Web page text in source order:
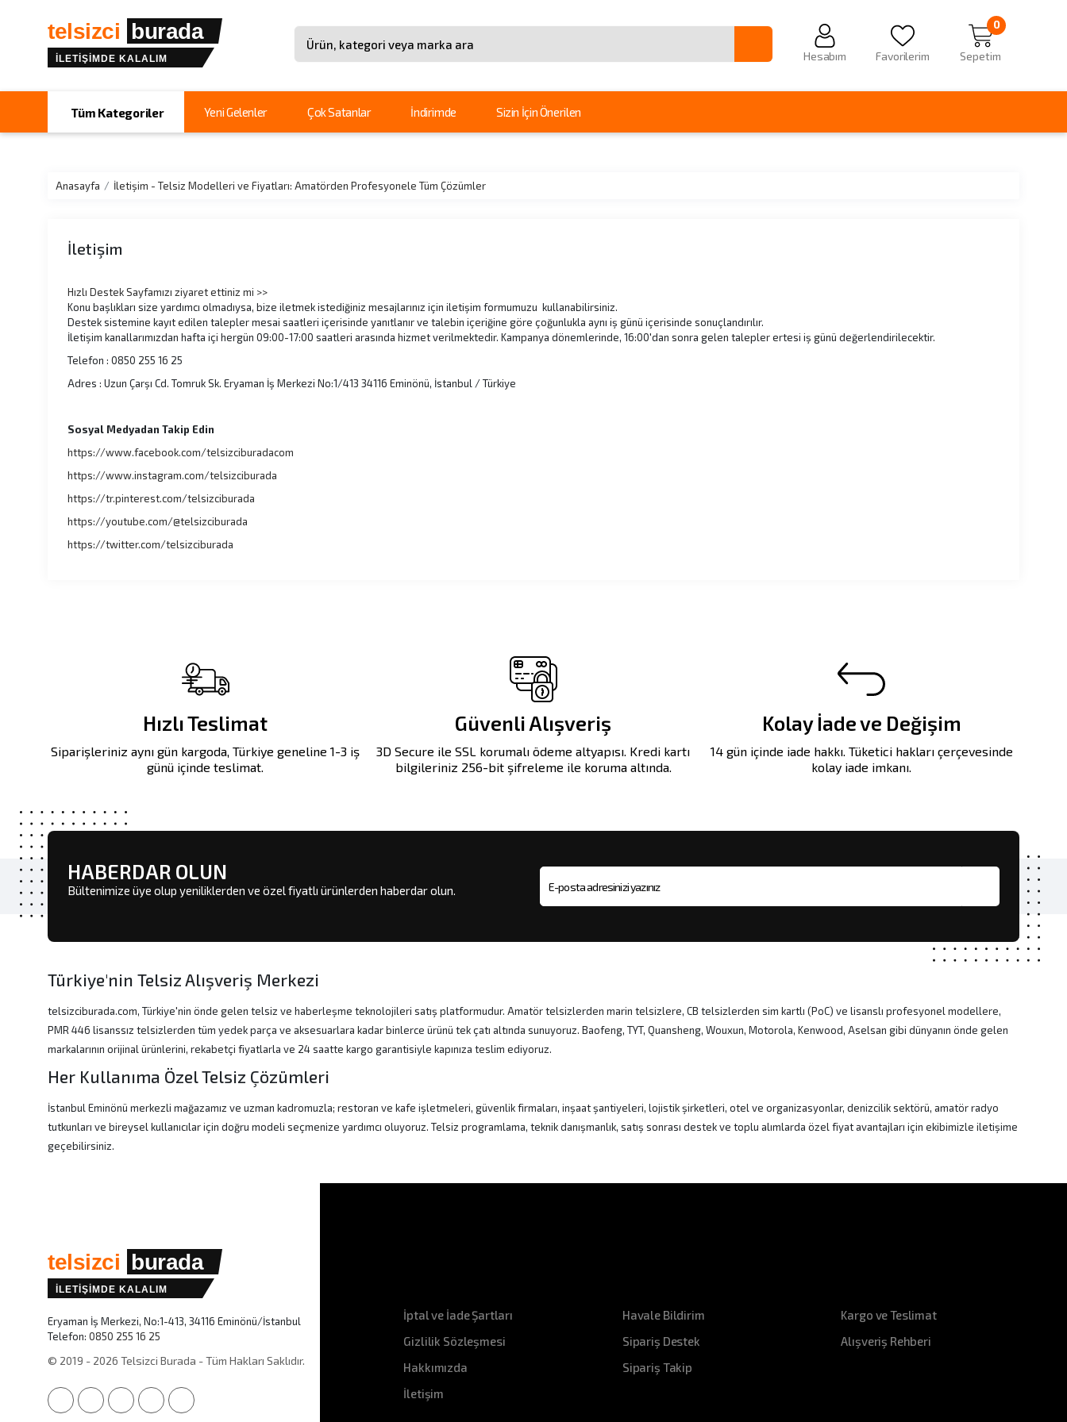
telsizci burada
İLETİŞİMDE KALALIM Site içinde arama Hesabım Favorilerim
0
Sepetim
Tüm Kategoriler Yeni Gelenler Çok Satanlar İndirimde Sizin İçin Önerilen
Anasayfa İletişim - Telsiz Modelleri ve Fiyatları: Amatörden Profesyonele Tüm Çözümler
İletişim
Hızlı Destek Sayfamızı ziyaret ettiniz mi >>
Konu başlıkları size yardımcı olmadıysa, bize iletmek istediğiniz mesajlarınız için iletişim formumuzu kullanabilirsiniz.
Destek sistemine kayıt edilen talepler mesai saatleri içerisinde yanıtlanır ve talebin içeriğine göre çoğunlukla aynı iş günü içerisinde sonuçlandırılır.
İletişim kanallarımızdan hafta içi hergün 09:00-17:00 saatleri arasında hizmet verilmektedir. Kampanya dönemlerinde, 16:00'dan sonra gelen talepler ertesi iş günü değerlendirilecektir.
Telefon : 0850 255 16 25
Adres : Uzun Çarşı Cd. Tomruk Sk. Eryaman İş Merkezi No:1/413 34116 Eminönü, İstanbul / Türkiye
Sosyal Medyadan Takip Edin
https://www.facebook.com/telsizciburadacom
https://www.instagram.com/telsizciburada
https://tr.pinterest.com/telsizciburada
https://youtube.com/@telsizciburada
https://twitter.com/telsizciburada
Hızlı Teslimat
Siparişleriniz aynı gün kargoda, Türkiye geneline 1-3 iş
günü içinde teslimat.
Güvenli Alışveriş
3D Secure ile SSL korumalı ödeme altyapısı. Kredi kartı
bilgileriniz 256-bit şifreleme ile koruma altında.
Kolay İade ve Değişim
14 gün içinde iade hakkı. Tüketici hakları çerçevesinde
kolay iade imkanı.
HABERDAR OLUN
Bültenimize üye olup yeniliklerden ve özel fiyatlı ürünlerden haberdar olun. E-posta adresi
Türkiye'nin Telsiz Alışveriş Merkezi
telsizciburada.com, Türkiye'nin önde gelen telsiz ve haberleşme teknolojileri satış platformudur. Amatör telsizlerden marin telsizlere, CB telsizlerden sim kartlı (PoC) ve lisanslı profesyonel modellere,
PMR 446 lisanssız telsizlerden tüm yedek parça ve aksesuarlara kadar binlerce ürünü tek çatı altında sunuyoruz. Baofeng, TYT, Quansheng, Wouxun, Motorola, Kenwood, Aselsan gibi dünyanın önde gelen
markalarının orijinal ürünlerini, rekabetçi fiyatlarla ve 24 saatte kargo garantisiyle kapınıza teslim ediyoruz.
Her Kullanıma Özel Telsiz Çözümleri
İstanbul Eminönü merkezli mağazamız ve uzman kadromuzla; restoran ve kafe işletmeleri, güvenlik firmaları, inşaat şantiyeleri, lojistik şirketleri, otel ve organizasyonlar, denizcilik sektörü, amatör radyo
tutkunları ve bireysel kullanıcılar için doğru modeli seçmenize yardımcı oluyoruz. Telsiz programlama, teknik danışmanlık, satış sonrası destek ve toplu alımlarda özel fiyat avantajları için ekibimizle iletişime
geçebilirsiniz.
telsizci burada
İLETİŞİMDE KALALIM
Eryaman İş Merkezi, No:1-413, 34116 Eminönü/İstanbul
Telefon: 0850 255 16 25
© 2019 - 2026 Telsizci Burada - Tüm Hakları Saklıdır.
İptal ve İade Şartları
Gizlilik Sözleşmesi
Hakkımızda
İletişim
Havale Bildirim
Sipariş Destek
Sipariş Takip
Kargo ve Teslimat
Alışveriş Rehberi